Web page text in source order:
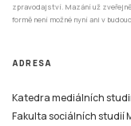
zpravodajství. Mazání už
formě není možné nyní ani v
ADRESA
Katedra mediálních
Fakulta sociálních studií